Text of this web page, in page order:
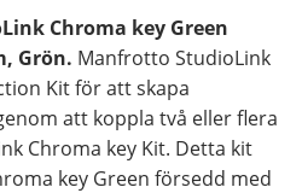
Chroma key Green
Grön. Manfrotto StudioLink
Kit för att skapa
att koppla två eller flera
Chroma key Kit. Detta kit
key Green försedd med